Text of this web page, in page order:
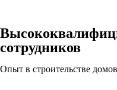
сотрудников
Опыт в строительстве